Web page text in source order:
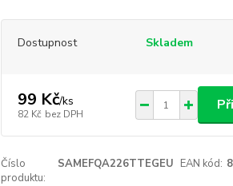
Dostupnost Skladem
99 Kč/ks
82 Kč bez DPH
Číslo
produktu:
SAMEFQA226TTEGEU EAN kód: